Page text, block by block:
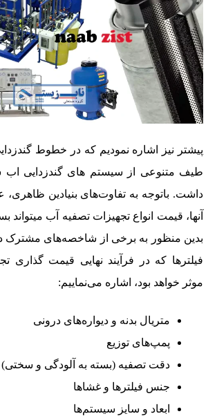
پیشتر نیز اشاره نمودیم که در خطوط گندزدایی
طیف متنوعی از سیستم های گندزدایی اب
داشت. باتوجه به تفاوت‌های بنیادین ظاهری،
آنها، قیمت انواع تجهیزات تصفیه آب میتواند
بدین منظور به برخی از شاخصه‌های مشترک
فیلترها که در فرآیند نهایی قیمت گذاری
موثر خواهد بود، اشاره می‌نماییم:
متریال بدنه و دیواره‌های درونی
پمپ‌های توزیع
دقت تصفیه (بسته به آلودگی و سختی)
جنس فیلترها و غشاها
ابعاد و سایز سیستم‌ها